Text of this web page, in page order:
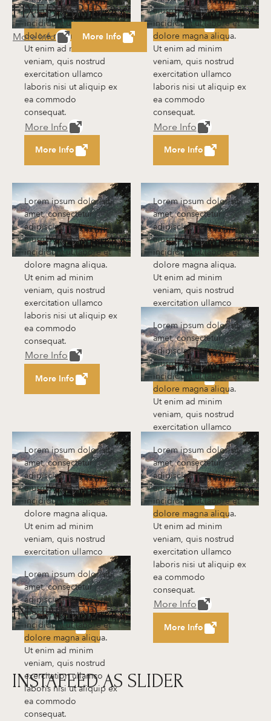
More Info More Info
eiusmod tempor
incididunt ut labore et
dolore magna aliqua.
Ut enim ad minim
veniam, quis nostrud
exercitation ullamco
laboris nisi ut aliquip ex
ea commodo
consequat.
More Info
More Info
eiusmod tempor
incididunt ut labore et
dolore magna aliqua.
Ut enim ad minim
veniam, quis nostrud
exercitation ullamco
laboris nisi ut aliquip ex
ea commodo
consequat.
More Info
More Info
FIXED GRID 2
More Info More Info
Lorem ipsum dolor sit
amet, consectetur
adipiscing elit, sed do
eiusmod tempor
incididunt ut labore et
dolore magna aliqua.
Ut enim ad minim
veniam, quis nostrud
exercitation ullamco
laboris nisi ut aliquip ex
ea commodo
consequat.
More Info
More Info
Lorem ipsum dolor sit
amet, consectetur
adipiscing elit, sed do
eiusmod tempor
incididunt ut labore et
dolore magna aliqua.
Ut enim ad minim
veniam, quis nostrud
exercitation ullamco
laboris nisi ut aliquip ex
ea commodo
consequat.
More Info
More Info
Lorem ipsum dolor sit
amet, consectetur
adipiscing elit, sed do
eiusmod tempor
incididunt ut labore et
dolore magna aliqua.
Ut enim ad minim
veniam, quis nostrud
exercitation ullamco
laboris nisi ut aliquip ex
ea commodo
consequat.
More Info
More Info
Lorem ipsum dolor sit
amet, consectetur
adipiscing elit, sed do
eiusmod tempor
incididunt ut labore et
dolore magna aliqua.
Ut enim ad minim
veniam, quis nostrud
exercitation ullamco
laboris nisi ut aliquip ex
ea commodo
consequat.
More Info
More Info
Lorem ipsum dolor sit
amet, consectetur
adipiscing elit, sed do
eiusmod tempor
incididunt ut labore et
dolore magna aliqua.
Ut enim ad minim
veniam, quis nostrud
exercitation ullamco
laboris nisi ut aliquip ex
ea commodo
consequat.
Lorem ipsum dolor sit
amet, consectetur
adipiscing elit, sed do
eiusmod tempor
incididunt ut labore et
dolore magna aliqua.
Ut enim ad minim
veniam, quis nostrud
exercitation ullamco
laboris nisi ut aliquip ex
ea commodo
consequat.
More Info
More Info
INSTAFEED
INSTAFEED AS SLIDER